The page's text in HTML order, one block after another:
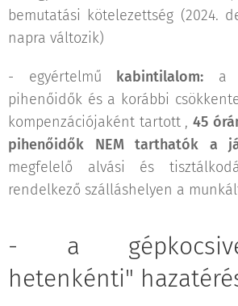
bemutatási kötelezettség (2024.
napra változik)
- egyértelmű kabintilalom: a
pihenőidők és a korábbi
kompenzációjaként tartott , 45
pihenőidők NEM tarthatók a
megfelelő alvási és
rendelkező szálláshelyen a
- a
hetenkénti"